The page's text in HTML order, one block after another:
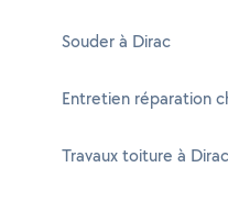
Souder à Dirac
Entretien réparation
Travaux toiture à Dirac